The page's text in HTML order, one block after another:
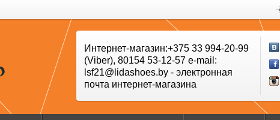
Интернет-магазин:+375 33 994-20-99
(Viber), 80154 53-12-57 e-mail:
lsf21@lidashoes.by - электронная
почта интернет-магазина